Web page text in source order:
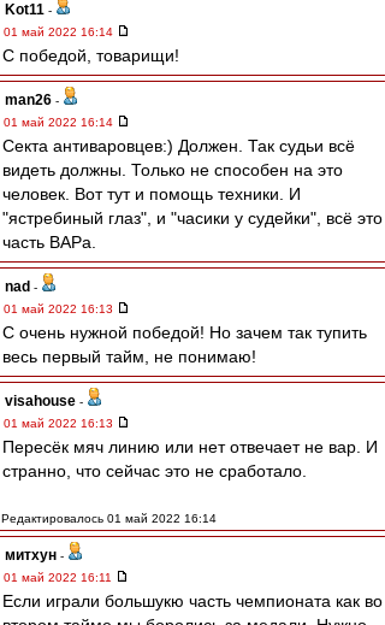
Kot11 -
01 май 2022 16:14
С победой, товарищи!
man26 -
01 май 2022 16:14
Секта антиваровцев:) Должен. Так судьи всё
видеть должны. Только не способен на это
человек. Вот тут и помощь техники. И
"ястребиный глаз", и "часики у судейки", всё это
часть ВАРа.
nad -
01 май 2022 16:13
С очень нужной победой! Но зачем так тупить
весь первый тайм, не понимаю!
visahouse -
01 май 2022 16:13
Пересёк мяч линию или нет отвечает не вар. И
странно, что сейчас это не сработало.
Редактировалось 01 май 2022 16:14
митхун -
01 май 2022 16:11
Если играли большукю часть чемпионата как во